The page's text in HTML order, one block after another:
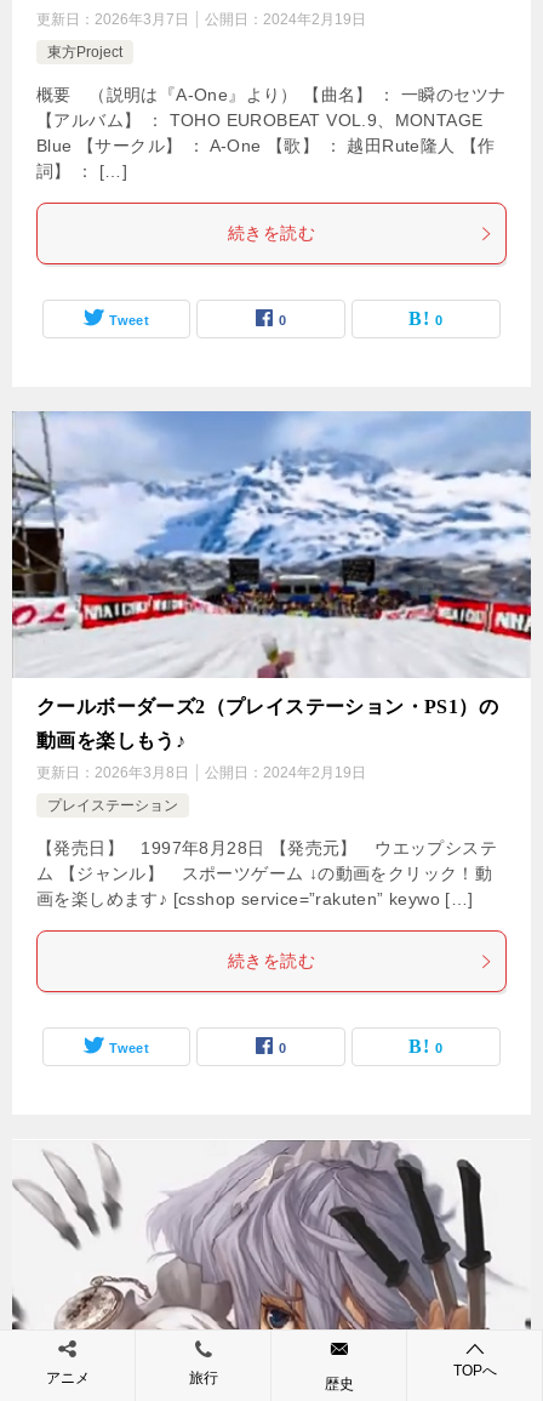
更新日： 2026年3月7日 公開日： 2024年2月19日
東方Project
概要 （説明は『A-One』より） 【曲名】 ： 一瞬のセツナ
【アルバム】 ： TOHO EUROBEAT VOL.9、MONTAGE
Blue 【サークル】 ： A-One 【歌】 ： 越田Rute隆人 【作
詞】 ： […]
続きを読む
Tweet 0 0
クールボーダーズ2（プレイステーション・PS1）の
動画を楽しもう♪
更新日： 2026年3月8日 公開日： 2024年2月19日
プレイステーション
【発売日】 1997年8月28日 【発売元】 ウエップシステ
ム 【ジャンル】 スポーツゲーム ↓の動画をクリック！動
画を楽しめます♪ [csshop service=”rakuten” keywo […]
続きを読む
Tweet 0 0
アニメ 旅行 歴史
TOPへ